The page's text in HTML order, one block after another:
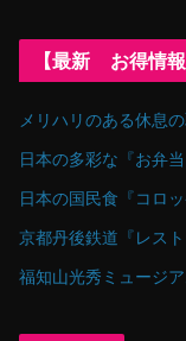
【最新 お得情報
メリハリのある休息
日本の多彩な『お弁
日本の国民食『コロ
京都丹後鉄道『レス
福知山光秀ミュージ